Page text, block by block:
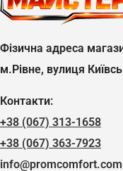
Фізична адреса
м.Рівне, вулиця
Контакти:
+38 (067) 313-1658
+38 (067) 363-7923